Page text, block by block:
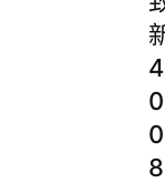
4
0
0
8